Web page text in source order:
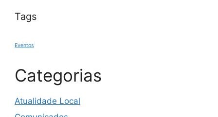
Tags
Eventos
Categorias
Atualidade Local